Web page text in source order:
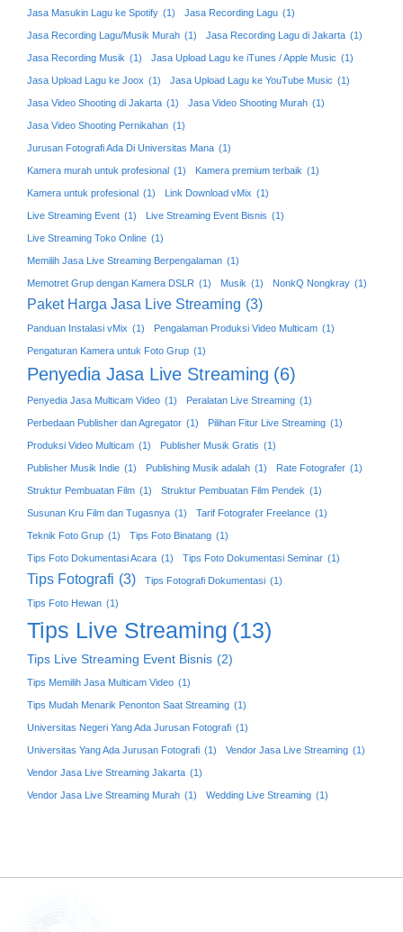
Jasa Masukin Lagu ke Spotify (1) Jasa Recording Lagu (1)
Jasa Recording Lagu/Musik Murah (1) Jasa Recording Lagu di Jakarta (1)
Jasa Recording Musik (1) Jasa Upload Lagu ke iTunes / Apple Music (1)
Jasa Upload Lagu ke Joox (1) Jasa Upload Lagu ke YouTube Music (1)
Jasa Video Shooting di Jakarta (1) Jasa Video Shooting Murah (1)
Jasa Video Shooting Pernikahan (1)
Jurusan Fotografi Ada Di Universitas Mana (1)
Kamera murah untuk profesional (1) Kamera premium terbaik (1)
Kamera untuk profesional (1) Link Download vMix (1)
Live Streaming Event (1) Live Streaming Event Bisnis (1)
Live Streaming Toko Online (1)
Memilih Jasa Live Streaming Berpengalaman (1)
Memotret Grup dengan Kamera DSLR (1) Musik (1) NonkQ Nongkray (1)
Paket Harga Jasa Live Streaming (3)
Panduan Instalasi vMix (1) Pengalaman Produksi Video Multicam (1)
Pengaturan Kamera untuk Foto Grup (1)
Penyedia Jasa Live Streaming (6)
Penyedia Jasa Multicam Video (1) Peralatan Live Streaming (1)
Perbedaan Publisher dan Agregator (1) Pilihan Fitur Live Streaming (1)
Produksi Video Multicam (1) Publisher Musik Gratis (1)
Publisher Musik Indie (1) Publishing Musik adalah (1) Rate Fotografer (1)
Struktur Pembuatan Film (1) Struktur Pembuatan Film Pendek (1)
Susunan Kru Film dan Tugasnya (1) Tarif Fotografer Freelance (1)
Teknik Foto Grup (1) Tips Foto Binatang (1)
Tips Foto Dokumentasi Acara (1) Tips Foto Dokumentasi Seminar (1)
Tips Fotografi (3) Tips Fotografi Dokumentasi (1)
Tips Foto Hewan (1)
Tips Live Streaming (13)
Tips Live Streaming Event Bisnis (2)
Tips Memilih Jasa Multicam Video (1)
Tips Mudah Menarik Penonton Saat Streaming (1)
Universitas Negeri Yang Ada Jurusan Fotografi (1)
Universitas Yang Ada Jurusan Fotografi (1) Vendor Jasa Live Streaming (1)
Vendor Jasa Live Streaming Jakarta (1)
Vendor Jasa Live Streaming Murah (1) Wedding Live Streaming (1)